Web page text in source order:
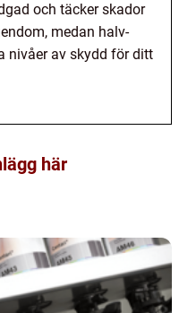
och täcker skador
medan halv-
nivåer av skydd för ditt
här